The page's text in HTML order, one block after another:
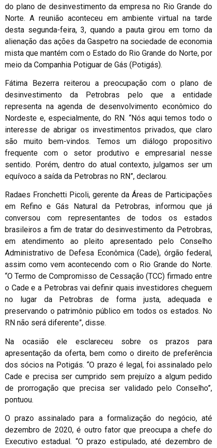
do plano de desinvestimento da empresa no Rio Grande do
Norte. A reunião aconteceu em ambiente virtual na tarde
desta segunda-feira, 3, quando a pauta girou em torno da
alienação das ações da Gaspetro na sociedade de economia
mista que mantém com o Estado do Rio Grande do Norte, por
meio da Companhia Potiguar de Gás (Potigás).
Fátima Bezerra reiterou a preocupação com o plano de
desinvestimento da Petrobras pelo que a entidade
representa na agenda de desenvolvimento econômico do
Nordeste e, especialmente, do RN. “Nós aqui temos todo o
interesse de abrigar os investimentos privados, que claro
são muito bem-vindos. Temos um diálogo propositivo
frequente com o setor produtivo e empresarial nesse
sentido. Porém, dentro do atual contexto, julgamos ser um
equívoco a saída da Petrobras no RN”, declarou.
Radaes Fronchetti Picoli, gerente da Áreas de Participações
em Refino e Gás Natural da Petrobras, informou que já
conversou com representantes de todos os estados
brasileiros a fim de tratar do desinvestimento da Petrobras,
em atendimento ao pleito apresentado pelo Conselho
Administrativo de Defesa Econômica (Cade), órgão federal,
assim como vem acontecendo com o Rio Grande do Norte.
“O Termo de Compromisso de Cessação (TCC) firmado entre
o Cade e a Petrobras vai definir quais investidores cheguem
no lugar da Petrobras de forma justa, adequada e
preservando o patrimônio público em todos os estados. No
RN não será diferente”, disse.
Na ocasião ele esclareceu sobre os prazos para
apresentação da oferta, bem como o direito de preferência
dos sócios na Potigás. “O prazo é legal, foi assinalado pelo
Cade e precisa ser cumprido sem prejuízo a algum pedido
de prorrogação que precisa ser validado pelo Conselho”,
pontuou.
O prazo assinalado para a formalização do negócio, até
dezembro de 2020, é outro fator que preocupa a chefe do
Executivo estadual. “O prazo estipulado, até dezembro de